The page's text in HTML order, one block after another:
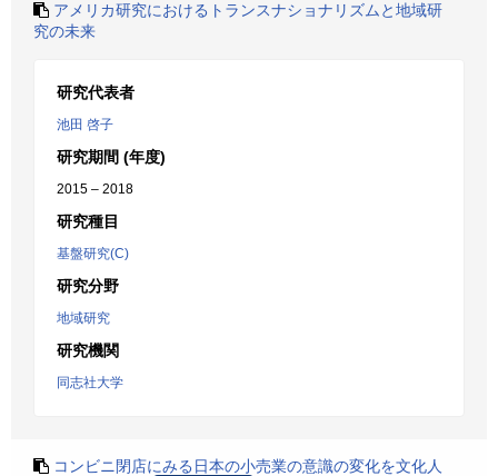
アメリカ研究におけるトランスナショナリズムと地域研
究の未来
研究代表者
池田 啓子
研究期間 (年度)
2015 – 2018
研究種目
基盤研究(C)
研究分野
地域研究
研究機関
同志社大学
コンビニ閉店にみる日本の小売業の意識の変化を文化人